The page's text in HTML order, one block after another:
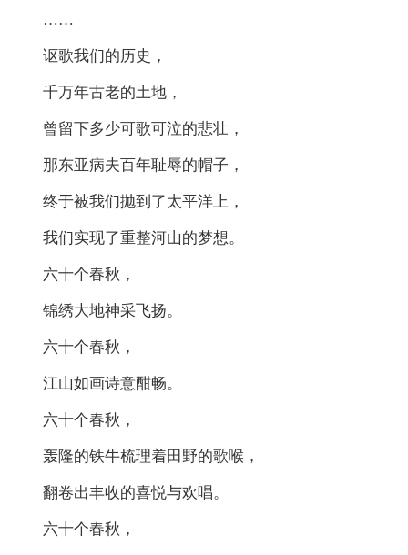
……
讴歌我们的历史，
千万年古老的土地，
曾留下多少可歌可泣的悲壮，
那东亚病夫百年耻辱的帽子，
终于被我们抛到了太平洋上，
我们实现了重整河山的梦想。
六十个春秋，
锦绣大地神采飞扬。
六十个春秋，
江山如画诗意酣畅。
六十个春秋，
轰隆的铁牛梳理着田野的歌喉，
翻卷出丰收的喜悦与欢唱。
六十个春秋，